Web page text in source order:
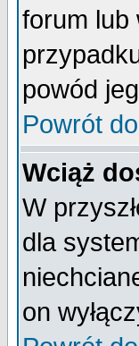
forum lub
powód
Powrót
Wciąż
W
dla
on